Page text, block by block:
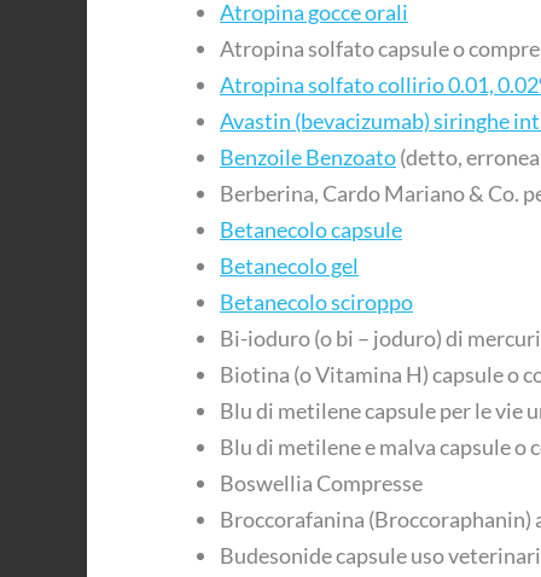
Atropina gocce orali
Atropina solfato capsule o
Atropina solfato collirio 0.01,
Avastin (bevacizumab) siringhe
Benzoile Benzoato(detto,
Berberina, Cardo Mariano & Co.
Betanecolo capsule
Betanecolo gel
Betanecolo sciroppo
Bi-ioduro (o bi – joduro) di
Biotina (o Vitamina H) capsule o
Blu di metilene capsule per le vie
Blu di metilene e malva capsule o
Boswellia Compresse
Broccorafanina (Broccoraphanin)
Budesonide capsule uso